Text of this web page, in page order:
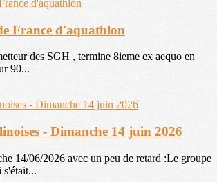
France d'aquathlon
des SGH , termine 8ieme ex aequo en
90...
- Dimanche 14 juin 2026
14/06/2026 avec un peu de retard :Le groupe
s'était...